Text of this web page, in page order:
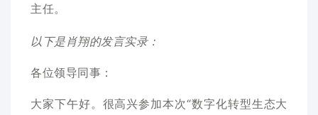
主任。
以下是肖翔的发言实录：
各位领导同事：
大家下午好。很高兴参加本次“数字化转型生态大